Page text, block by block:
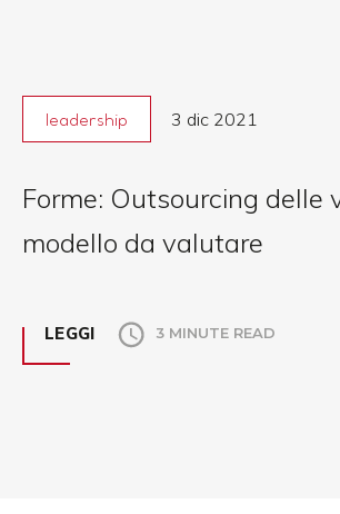
leadership 3 dic 2021
Forme: Outsourcing delle
modello da valutare
LEGGI 3 MINUTE READ